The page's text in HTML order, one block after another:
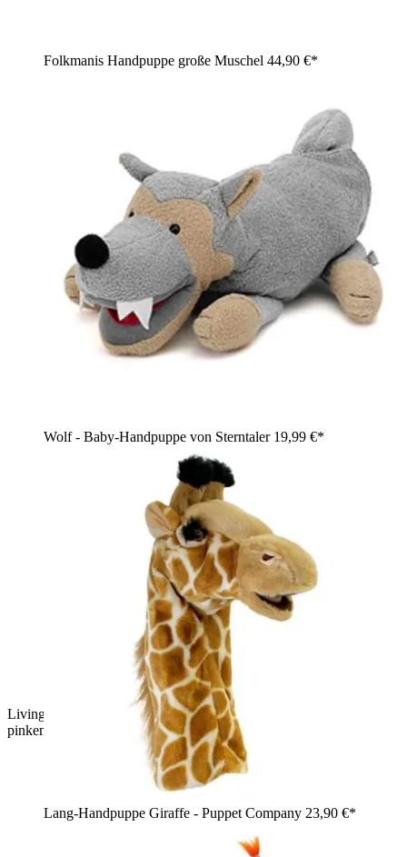
Living Puppets Handpuppe Caro mit geflochtenen Zöpfen,
pinkem Monster-Shirt und Jeans
Folkmanis Handpuppe große Muschel 44,90 €*
Wolf - Baby-Handpuppe von Sterntaler 19,99 €*
Lang-Handpuppe Giraffe - Puppet Company 23,90 €*